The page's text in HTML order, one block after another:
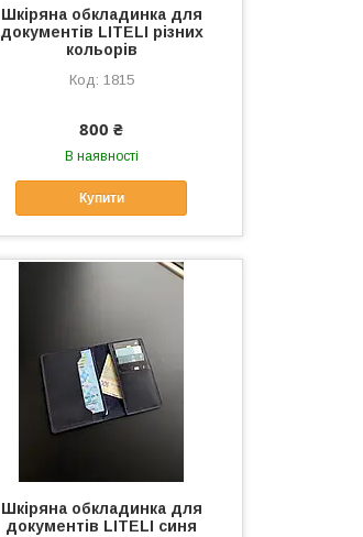
Шкіряна обкладинка для
документів LITELI різних
кольорів
1815
800 ₴
В наявності
Купити
Шкіряна обкладинка для
документів LITELI синя